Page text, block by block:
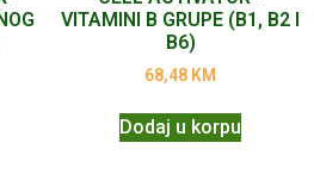
VITAMINI B GRUPE (B1, B2 I
B6)
68,48 KM
Dodaj u korpu